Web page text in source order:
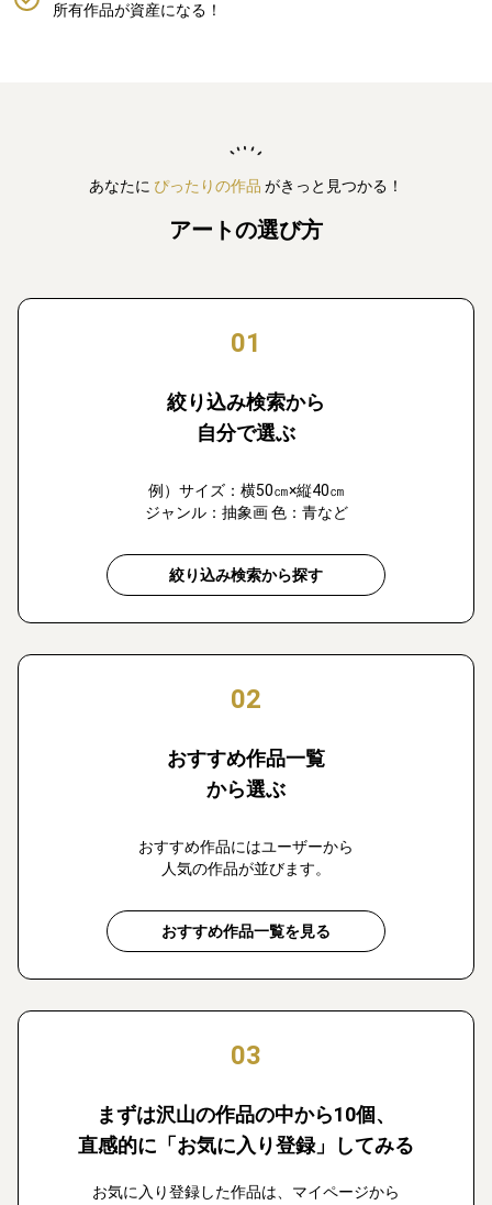
所有作品が資産になる！
あなたに ぴったりの作品 がきっと見つかる！
アートの選び方
01
絞り込み検索から
自分で選ぶ
例）サイズ：横50㎝×縦40㎝
ジャンル：抽象画 色：青など
絞り込み検索から探す
02
おすすめ作品一覧
から選ぶ
おすすめ作品にはユーザーから
人気の作品が並びます。
おすすめ作品一覧を見る
03
まずは沢山の作品の中から10個、
直感的に「お気に入り登録」してみる
お気に入り登録した作品は、マイページから